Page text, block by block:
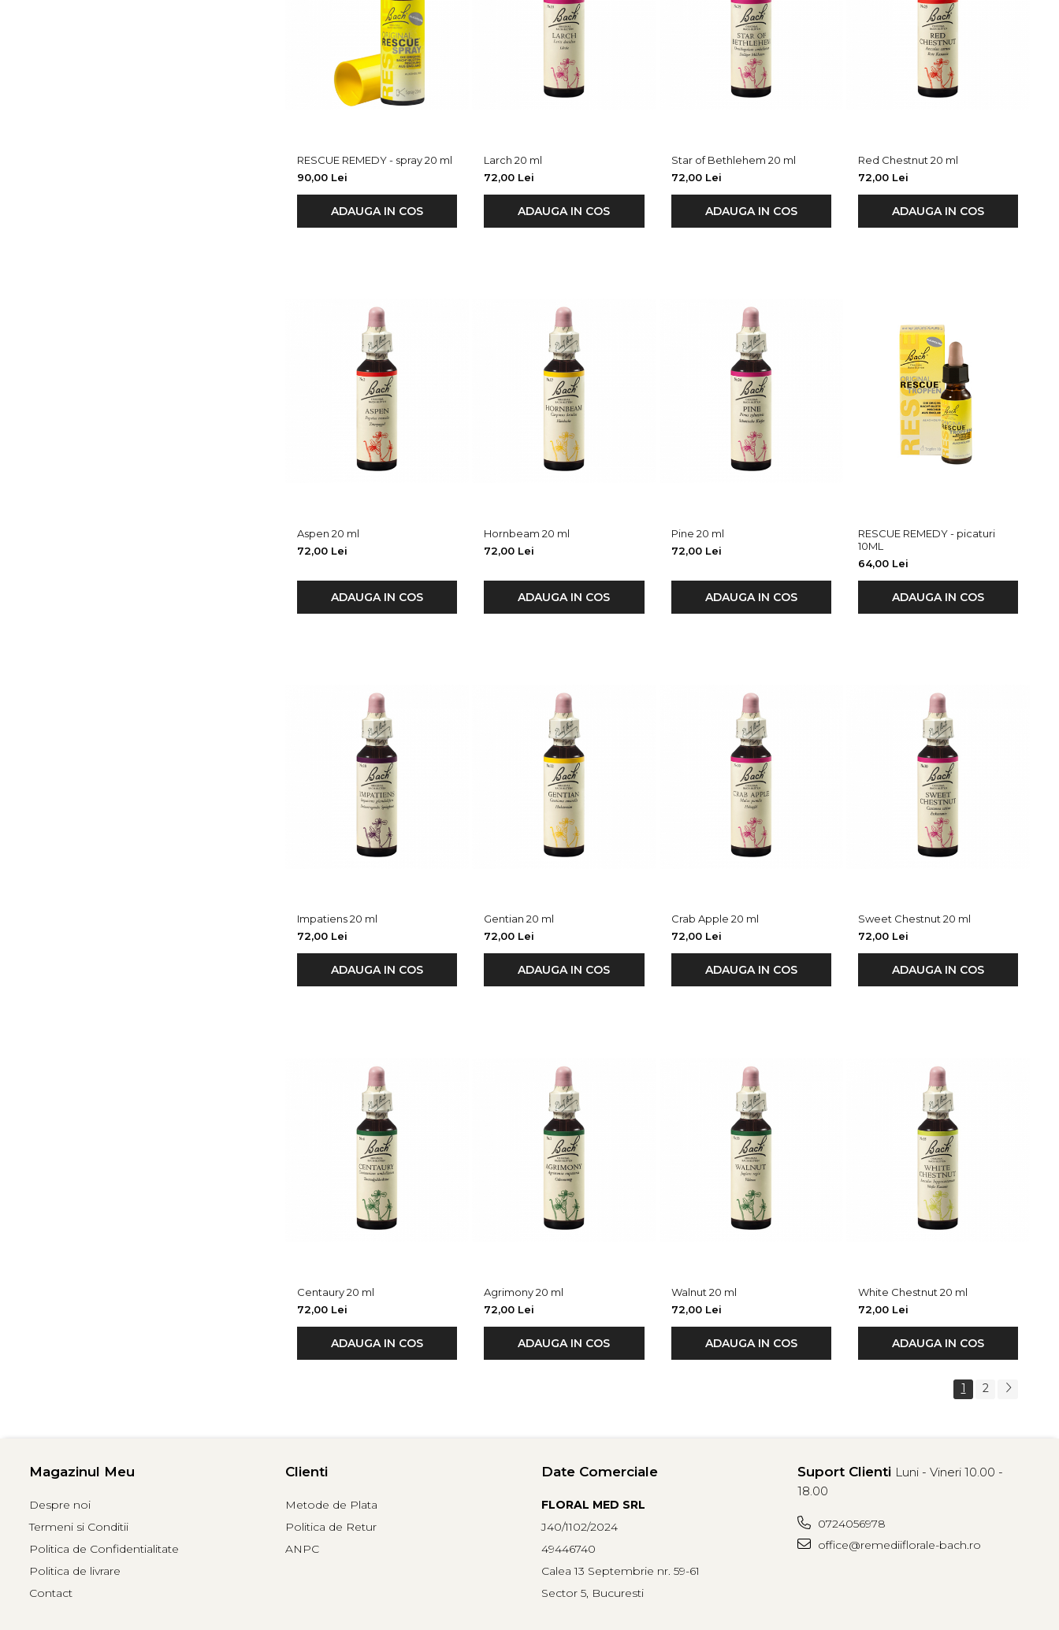
RESCUE REMEDY - spray 20 ml
90,00 Lei
ADAUGA IN COS
Larch 20 ml
72,00 Lei
ADAUGA IN COS
Star of Bethlehem 20 ml
72,00 Lei
ADAUGA IN COS
Red Chestnut 20 ml
72,00 Lei
ADAUGA IN COS
Aspen 20 ml
72,00 Lei
ADAUGA IN COS
Hornbeam 20 ml
72,00 Lei
ADAUGA IN COS
Pine 20 ml
72,00 Lei
ADAUGA IN COS
RESCUE REMEDY - picaturi
10ML
64,00 Lei
ADAUGA IN COS
Impatiens 20 ml
72,00 Lei
ADAUGA IN COS
Gentian 20 ml
72,00 Lei
ADAUGA IN COS
Crab Apple 20 ml
72,00 Lei
ADAUGA IN COS
Sweet Chestnut 20 ml
72,00 Lei
ADAUGA IN COS
Centaury 20 ml
72,00 Lei
ADAUGA IN COS
Agrimony 20 ml
72,00 Lei
ADAUGA IN COS
Walnut 20 ml
72,00 Lei
ADAUGA IN COS
White Chestnut 20 ml
72,00 Lei
ADAUGA IN COS
1 2
Magazinul Meu
Despre noi
Termeni si Conditii
Politica de Confidentialitate
Politica de livrare
Contact
Clienti
Metode de Plata
Politica de Retur
ANPC
Date Comerciale
FLORAL MED SRL
J40/1102/2024
49446740
Calea 13 Septembrie nr. 59-61
Sector 5, Bucuresti
Suport Clienti Luni - Vineri 10.00 -
18.00
0724056978
office@remediiflorale-bach.ro